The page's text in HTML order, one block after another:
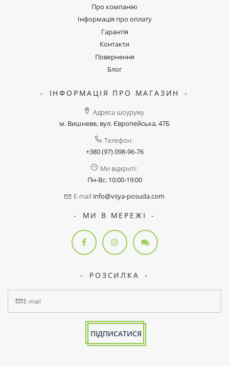
Про компанію
Інформація про оплату
Гарантія
Контакти
Повернення
Блог
ІНФОРМАЦІЯ ПРО МАГАЗИН
Адреса шоуруму
м. Вишневе, вул. Європейська, 47Б
Телефон:
+380 (97) 098-96-76
Ми відкриті:
Пн-Вс: 10:00-19:00
E-mail info@vsya-posuda.com
МИ В МЕРЕЖІ
РОЗСИЛКА
ПІДПИСАТИСЯ